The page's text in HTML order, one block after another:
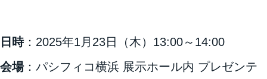
日時：2025年1月23日（木）13:00～14:00
会場：パシフィコ横浜 展示ホール内 プレゼンテ